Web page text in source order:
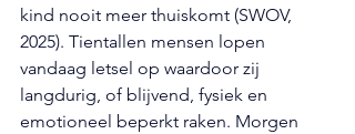
kind nooit meer thuiskomt (SWOV,
2025). Tientallen mensen lopen
vandaag letsel op waardoor zij
langdurig, of blijvend, fysiek en
emotioneel beperkt raken. Morgen